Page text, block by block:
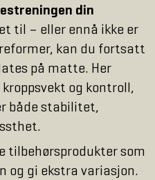
din
til – eller ennå ikke er
kan du fortsatt
på matte. Her
og kontroll,
både stabilitet,
tilbehørsprodukter som
og gi ekstra variasjon.